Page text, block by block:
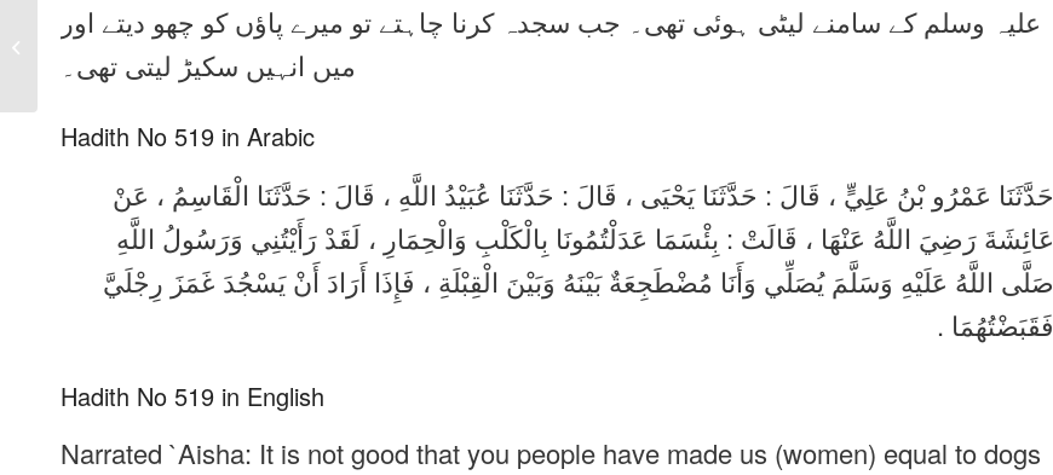
علیہ وسلم کے سامنے لیٹی ہوئی تھی۔ جب سجدہ کرنا چاہتے تو میرے پاؤں کو چھو دیتے اور
میں انہیں سکیڑ لیتی تھی۔
Hadith No 519 in Arabic
حَدَّثَنَا عَمْرُو بْنُ عَلِيٍّ ، قَالَ : حَدَّثَنَا يَحْيَى ، قَالَ : حَدَّثَنَا عُبَيْدُ اللَّهِ ، قَالَ : حَدَّثَنَا الْقَاسِمُ ، عَنْ
عَائِشَةَ رَضِيَ اللَّهُ عَنْهَا ، قَالَتْ : بِئْسَمَا عَدَلْتُمُونَا بِالْكَلْبِ وَالْحِمَارِ ، لَقَدْ رَأَيْتُنِي وَرَسُولُ اللَّهِ
صَلَّى اللَّهُ عَلَيْهِ وَسَلَّمَ يُصَلِّي وَأَنَا مُضْطَجِعَةٌ بَيْنَهُ وَبَيْنَ الْقِبْلَةِ ، فَإِذَا أَرَادَ أَنْ يَسْجُدَ غَمَزَ رِجْلَيَّ
فَقَبَضْتُهُمَا .
Hadith No 519 in English
Narrated `Aisha: It is not good that you people have made us (women) equal to dogs
Sahih Bukhari Hadith
No 518 in Urdu, Arabic
and English